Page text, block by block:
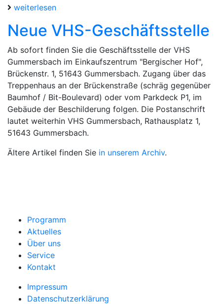
weiterlesen
Neue VHS-Geschäftsstelle
Ab sofort finden Sie die Geschäftsstelle der VHS
Gummersbach im Einkaufszentrum "Bergischer Hof",
Brückenstr. 1, 51643 Gummersbach. Zugang über das
Treppenhaus an der Brückenstraße (schräg gegenüber
Baumhof / Bit-Boulevard) oder vom Parkdeck P1, im
Gebäude der Beschilderung folgen. Die Postanschrift
lautet weiterhin VHS Gummersbach, Rathausplatz 1,
51643 Gummersbach.
Ältere Artikel finden Sie in unserem Archiv.
Programm
Aktuelles
Über uns
Service
Kontakt
Impressum
Datenschutzerklärung